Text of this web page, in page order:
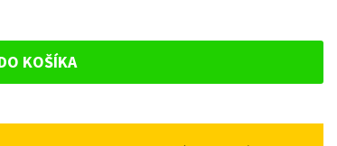
III
2015
KOŠÍKA